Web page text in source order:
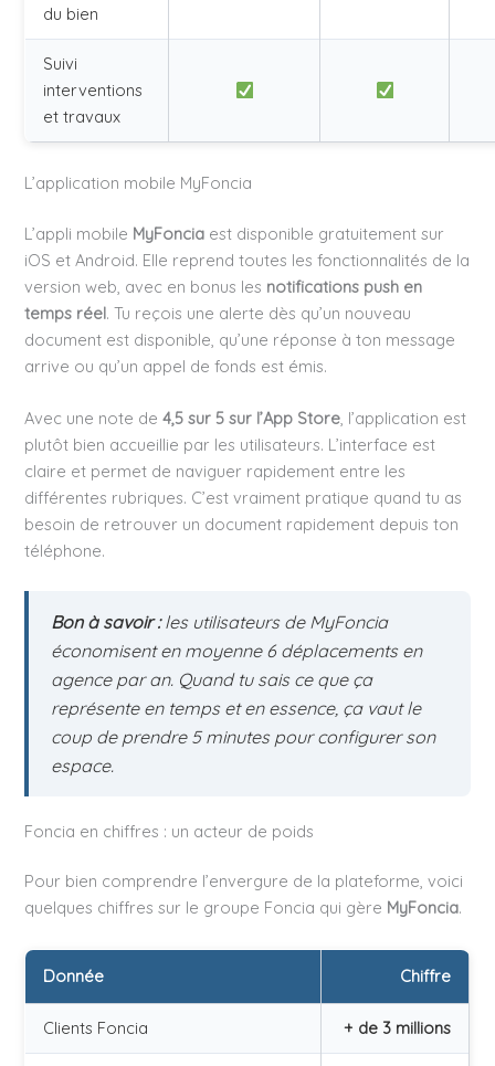
du bien
Suivi
interventions
et travaux
L’application mobile MyFoncia
L’appli mobile MyFoncia est disponible gratuitement sur
iOS et Android. Elle reprend toutes les fonctionnalités de la
version web, avec en bonus les notifications push en
temps réel. Tu reçois une alerte dès qu’un nouveau
document est disponible, qu’une réponse à ton message
arrive ou qu’un appel de fonds est émis.
Avec une note de4,5 sur 5 sur l’App Store, l’application est
plutôt bien accueillie par les utilisateurs. L’interface est
claire et permet de naviguer rapidement entre les
différentes rubriques. C’est vraiment pratique quand tu as
besoin de retrouver un document rapidement depuis ton
téléphone.
Bon à savoir :les utilisateurs de MyFoncia
économisent en moyenne 6 déplacements en
agence par an. Quand tu sais ce que ça
représente en temps et en essence, ça vaut le
coup de prendre 5 minutes pour configurer son
espace.
Foncia en chiffres : un acteur de poids
Pour bien comprendre l’envergure de la plateforme, voici
quelques chiffres sur le groupe Foncia qui gère MyFoncia.
Donnée Chiffre
Clients Foncia + de 3 millions